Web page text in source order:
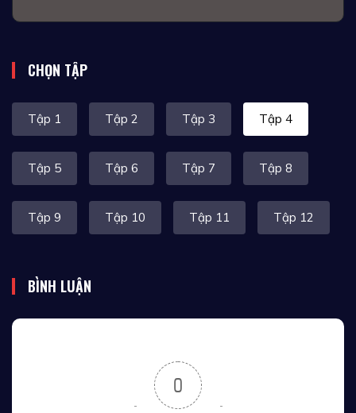
CHỌN TẬP
Tập 1 Tập 2 Tập 3 Tập 4
Tập 5 Tập 6 Tập 7 Tập 8
Tập 9 Tập 10 Tập 11 Tập 12
BÌNH LUẬN
0